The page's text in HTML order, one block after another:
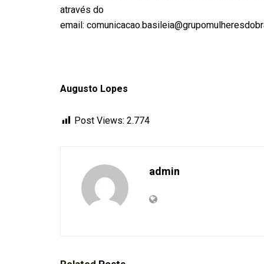
através do
email:
Augusto Lopes
Post Views: 2.774
admin